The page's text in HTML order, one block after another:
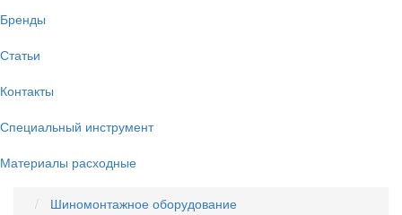
Бренды
Статьи
Контакты
Специальный инструмент
Материалы расходные
Шиномонтажное оборудование